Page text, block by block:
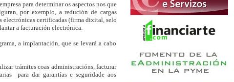
para determinar os aspectos nos que
por exemplo, a redución de cargas
electrónicas certificadas (firma dixital, selo
a facturación electrónica.
a implantación, que se levará a cabo
trámites coas administracións, facturar
para dar garantías e seguridade aos